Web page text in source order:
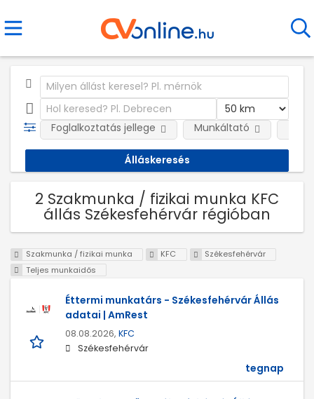
Foglalkoztatás jellege Munkáltató
2 Szakmunka / fizikai munka KFC
állás Székesfehérvár régióban
Szakmunka / fizikai munka KFC
Székesfehérvár
Teljes munkaidős
Éttermi munkatárs - Székesfehérvár Állás
adatai | AmRest
08.08.2026, KFC
Székesfehérvár
tegnap